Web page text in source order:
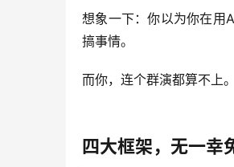
想象一下：你以为你在用
搞事情。
而你，连个群演都算不上。
四大框架，无一幸